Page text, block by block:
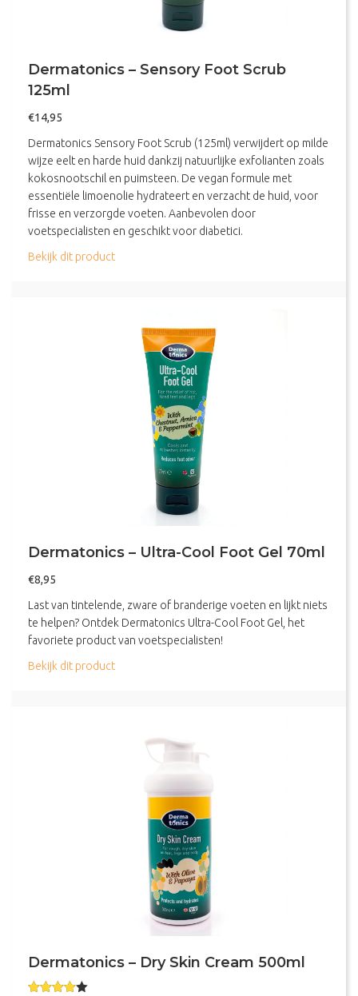
Dermatonics – Sensory Foot Scrub
125ml
€14,95
Dermatonics Sensory Foot Scrub (125ml) verwijdert op milde
wijze eelt en harde huid dankzij natuurlijke exfolianten zoals
kokosnootschil en puimsteen. De vegan formule met
essentiële limoenolie hydrateert en verzacht de huid, voor
frisse en verzorgde voeten. Aanbevolen door
voetspecialisten en geschikt voor diabetici.
Bekijk dit productabout Dermatonics – Sensory Foot Scrub 125ml
Dermatonics – Ultra-Cool Foot Gel 70ml
€8,95
Last van tintelende, zware of branderige voeten en lijkt niets
te helpen? Ontdek Dermatonics Ultra-Cool Foot Gel, het
favoriete product van voetspecialisten!
Bekijk dit productabout Dermatonics – Ultra-Cool Foot Gel 70ml
Dermatonics – Dry Skin Cream 500ml